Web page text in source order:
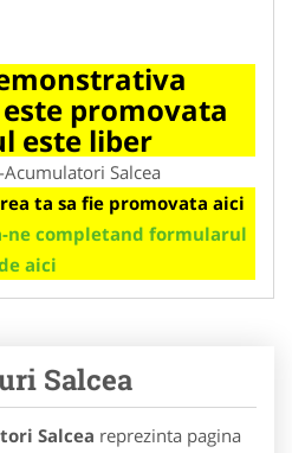
promovata
este liber
Salcea
ta sa fie promovata aici
ne completand formularul
aici
Salcea
Salcea reprezinta pagina